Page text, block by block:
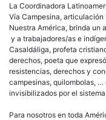
La Coordinadora
Vía Campesina,
Nuestra América, brinda un
y a trabajadores/as e
Casaldáliga, profeta
derechos, poeta que
resistencias, derechos y
campesinas, quilombolas, …
invisibilizados por el
Para nosotros en toda